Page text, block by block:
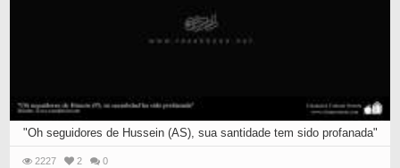
"Oh seguidores de Hussein (AS), sua santidade tem sido profanada"
2227 2 0